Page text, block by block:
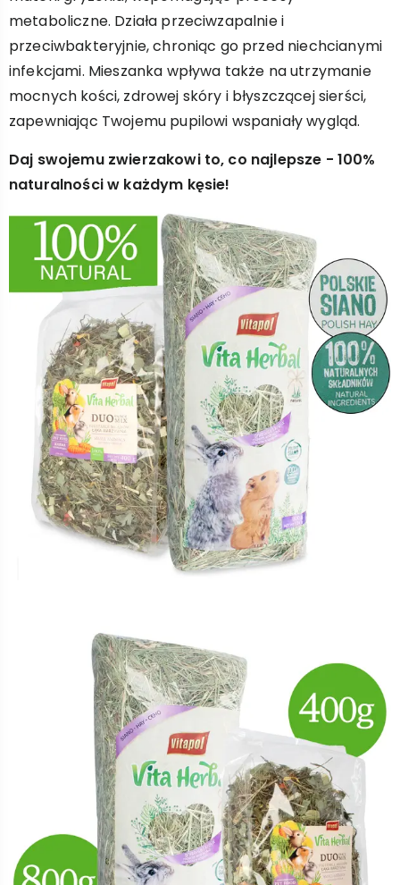
metaboliczne. Działa przeciwzapalnie i
przeciwbakteryjnie, chroniąc go przed niechcianymi
infekcjami. Mieszanka wpływa także na utrzymanie
mocnych kości, zdrowej skóry i błyszczącej sierści,
zapewniając Twojemu pupilowi wspaniały wygląd.
Daj swojemu zwierzakowi to, co najlepsze - 100%
naturalności w każdym kęsie!